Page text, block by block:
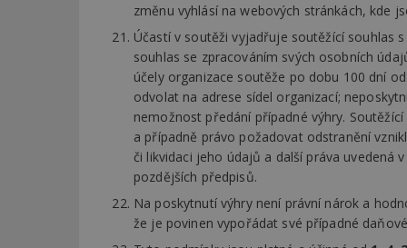
změnu vyhlásí na webových stránkách, kde
Účastí v soutěži vyjadřuje soutěžící souhlas
souhlas se zpracováním svých osobních
účely organizace soutěže po dobu 100 dní
odvolat na adrese sídel organizací;
nemožnost předání případné výhry.
a případně právo požadovat odstranění
či likvidaci jeho údajů a další práva uvedená
pozdějších předpisů.
Na poskytnutí výhry není právní nárok a
že je povinen vypořádat své případné
__gfp_64b
Název
Provider
Doména
LLC
.estav.cz
_ga
Google
Název
TDID
Název
mobile
Název